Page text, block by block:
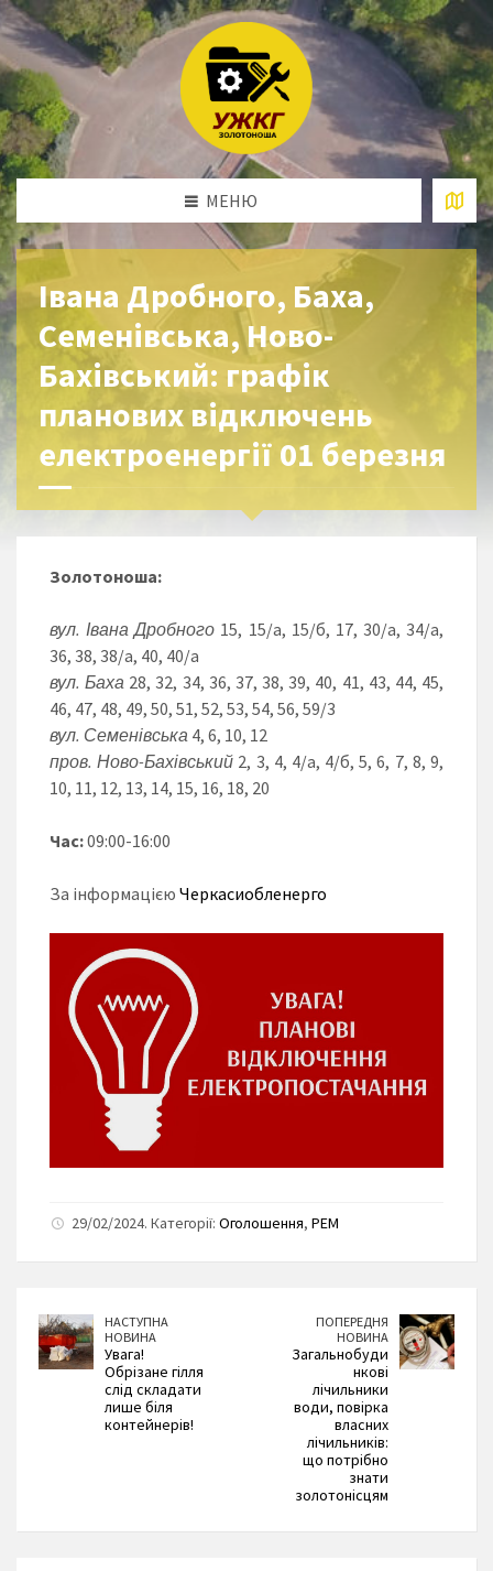
МЕНЮ
Івана Дробного, Баха,
Семенівська, Ново-
Бахівський: графік
планових відключень
електроенергії 01 березня
Золотоноша:
вул. Івана Дробного 15, 15/а, 15/б, 17, 30/а, 34/а,
36, 38, 38/а, 40, 40/а
вул. Баха 28, 32, 34, 36, 37, 38, 39, 40, 41, 43, 44, 45,
46, 47, 48, 49, 50, 51, 52, 53, 54, 56, 59/3
вул. Семенівська 4, 6, 10, 12
пров. Ново-Бахівський 2, 3, 4, 4/а, 4/б, 5, 6, 7, 8, 9,
10, 11, 12, 13, 14, 15, 16, 18, 20
Час:09:00-16:00
За інформацією Черкасиобленерго
29/02/2024. Категорії: Оголошення, РЕМ
НАСТУПНА
НОВИНА
Увага!
Обрізане гілля
слід складати
лише біля
контейнерів!
ПОПЕРЕДНЯ
НОВИНА
Загальнобуди
нкові
лічильники
води, повірка
власних
лічильників:
що потрібно
знати
золотонісцям